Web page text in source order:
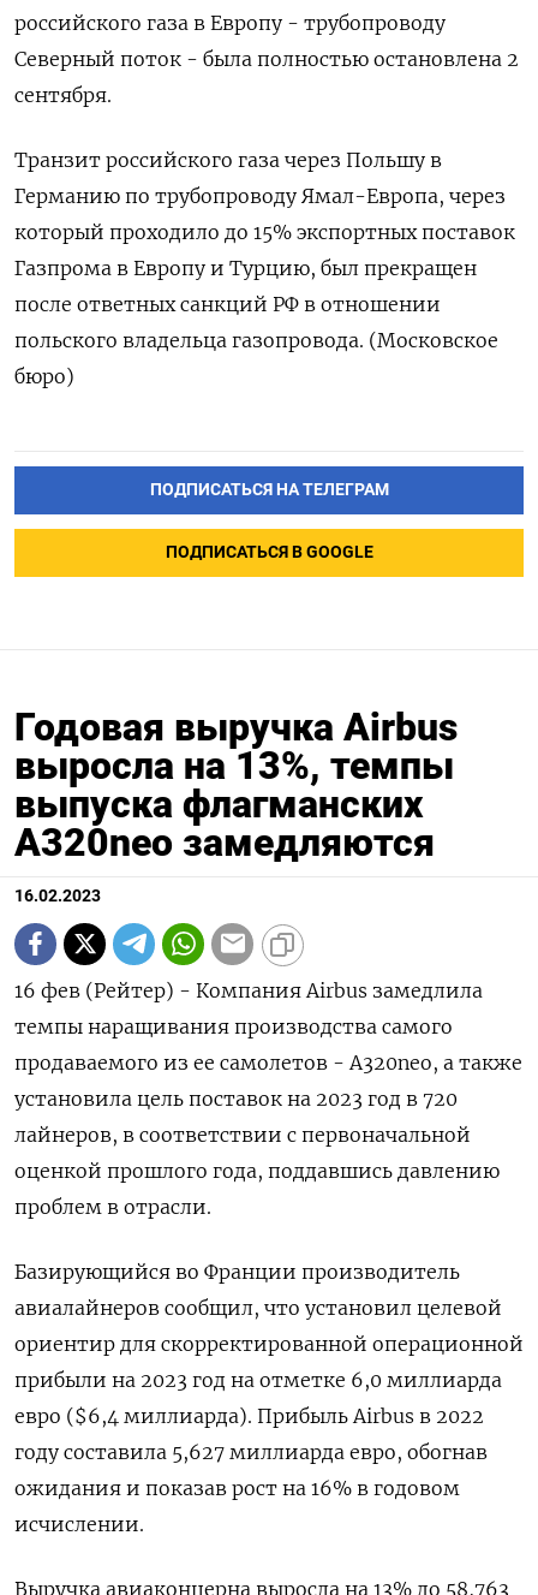
российского газа в Европу - трубопроводу
Северный поток - была полностью остановлена 2
сентября.
Транзит российского газа через Польшу в
Германию по трубопроводу Ямал-Европа, через
который проходило до 15% экспортных поставок
Газпрома в Европу и Турцию, был прекращен
после ответных санкций РФ в отношении
польского владельца газопровода. (Московское
бюро)
ПОДПИСАТЬСЯ НА ТЕЛЕГРАМ
ПОДПИСАТЬСЯ В GOOGLE
Годовая выручка Airbus
выросла на 13%, темпы
выпуска флагманских
A320neo замедляются
16.02.2023
16 фев (Рейтер) - Компания Airbus замедлила
темпы наращивания производства самого
продаваемого из ее самолетов - A320neo, а также
установила цель поставок на 2023 год в 720
лайнеров, в соответствии с первоначальной
оценкой прошлого года, поддавшись давлению
проблем в отрасли.
Базирующийся во Франции производитель
авиалайнеров сообщил, что установил целевой
ориентир для скорректированной операционной
прибыли на 2023 год на отметке 6,0 миллиарда
евро ($6,4 миллиарда). Прибыль Airbus в 2022
году составила 5,627 миллиарда евро, обогнав
ожидания и показав рост на 16% в годовом
исчислении.
Выручка авиаконцерна выросла на 13% до 58,763